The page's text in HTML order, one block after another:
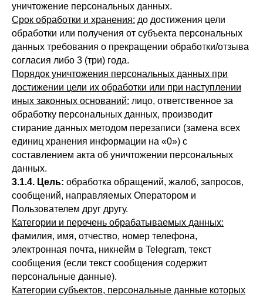
уничтожение персональных данных.
Срок обработки и хранения: до достижения цели
обработки или получения от субъекта персональных
данных требования о прекращении обработки/отзыва
согласия либо 3 (три) года.
Порядок уничтожения персональных данных при
достижении цели их обработки или при наступлении
иных законных оснований: лицо, ответственное за
обработку персональных данных, производит
стирание данных методом перезаписи (замена всех
единиц хранения информации на «0») с
составлением акта об уничтожении персональных
данных.
3.1.4. Цель: обработка обращений, жалоб, запросов,
сообщений, направляемых Оператором и
Пользователем друг другу.
Категории и перечень обрабатываемых данных:
фамилия, имя, отчество, номер телефона,
электронная почта, никнейм в Telegram, текст
сообщения (если текст сообщения содержит
персональные данные).
Категории субъектов, персональные данные которых